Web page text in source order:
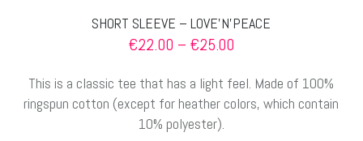
SHORT SLEEVE – LOVE’N’PEACE
€22.00 – €25.00Preisspanne:
bis
€25.00
This is a classic tee that has a light feel. Made of 100%
ringspun cotton (except for heather colors, which contain
10% polyester).